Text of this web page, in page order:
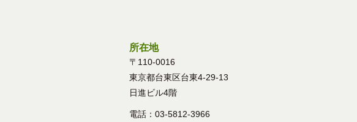
所在地
〒110-0016
東京都台東区台東4-29-13
日進ビル4階
電話：03-5812-3966